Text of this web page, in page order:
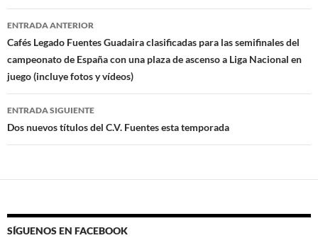
Navegación
de
entradas
ENTRADA ANTERIOR
Cafés Legado Fuentes Guadaira clasificadas para las semifinales del
campeonato de España con una plaza de ascenso a Liga Nacional en
juego (incluye fotos y vídeos)
ENTRADA SIGUIENTE
Dos nuevos títulos del C.V. Fuentes esta temporada
SÍGUENOS EN FACEBOOK